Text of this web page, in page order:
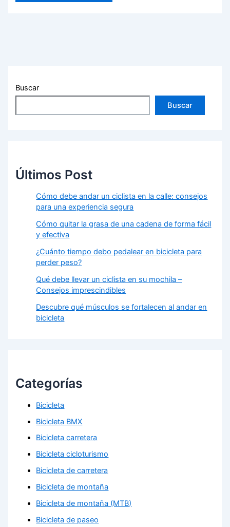
Buscar
Buscar
Últimos Post
Cómo debe andar un ciclista en la calle: consejos
para una experiencia segura
Cómo quitar la grasa de una cadena de forma fácil
y efectiva
¿Cuánto tiempo debo pedalear en bicicleta para
perder peso?
Qué debe llevar un ciclista en su mochila –
Consejos imprescindibles
Descubre qué músculos se fortalecen al andar en
bicicleta
Categorías
Bicicleta
Bicicleta BMX
Bicicleta carretera
Bicicleta cicloturismo
Bicicleta de carretera
Bicicleta de montaña
Bicicleta de montaña (MTB)
Bicicleta de paseo